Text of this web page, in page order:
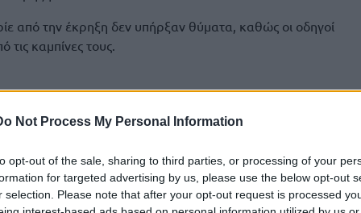
Not Process My Personal Information
opt-out of the sale, sharing to third parties, or processing of your
for targeted advertising by us, please use the below opt-out
selection. Please note that after your opt-out request is processed
από την έκρηξη δεν υπήρξαν θύματα, καθώς οι οδηγοί
καμπίνες τους.
a highway in Italy — a fireball shot into
on the Milan–Naples highway. One of the